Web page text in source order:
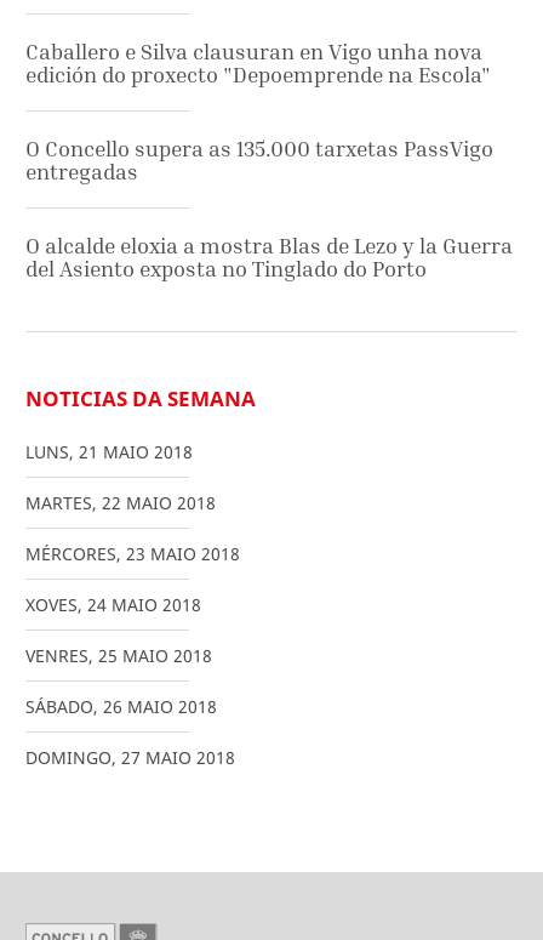
Caballero e Silva clausuran en Vigo unha nova
edición do proxecto "Depoemprende na Escola"
O Concello supera as 135.000 tarxetas PassVigo
entregadas
O alcalde eloxia a mostra Blas de Lezo y la Guerra
del Asiento exposta no Tinglado do Porto
NOTICIAS DA SEMANA
LUNS, 21 MAIO 2018
MARTES, 22 MAIO 2018
MÉRCORES, 23 MAIO 2018
XOVES, 24 MAIO 2018
VENRES, 25 MAIO 2018
SÁBADO, 26 MAIO 2018
DOMINGO, 27 MAIO 2018